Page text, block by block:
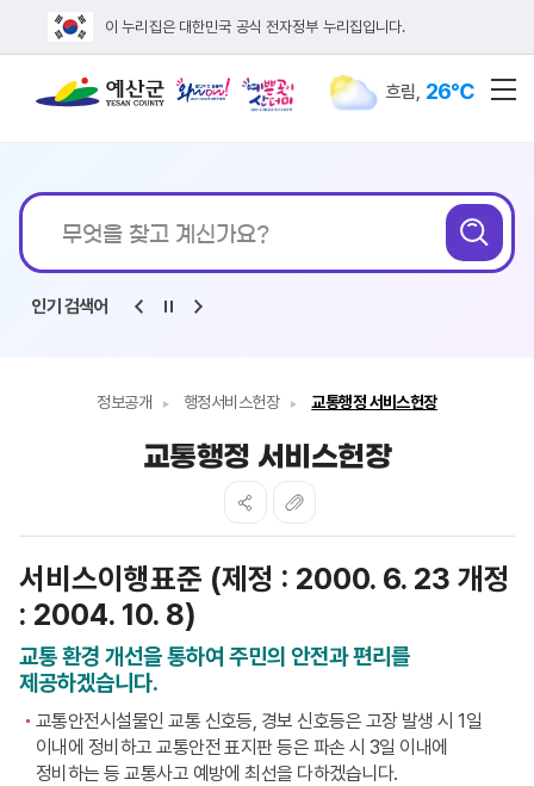
이 누리집은 대한민국 공식 전자정부 누리집입니다.
흐림, 26℃
통합검색
찾고
계신가요?
검
인기 검색어
정보공개 행정서비스헌장 교통행정 서비스헌장
교통행정 서비스헌장
서비스이행표준 (제정 : 2000. 6. 23 개정
: 2004. 10. 8)
교통 환경 개선을 통하여 주민의 안전과 편리를
제공하겠습니다.
교통안전시설물인 교통 신호등, 경보 신호등은 고장 발생 시 1일
이내에 정비하고 교통안전 표지판 등은 파손 시 3일 이내에
정비하는 등 교통사고 예방에 최선을 다하겠습니다.